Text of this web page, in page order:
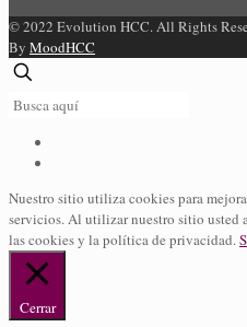
© 2022 Evolution HCC. All Rights
By MoodHCC
Nuestro sitio utiliza cookies para
servicios. Al utilizar nuestro sitio usted
las cookies y la política de privacidad.
Cerrar